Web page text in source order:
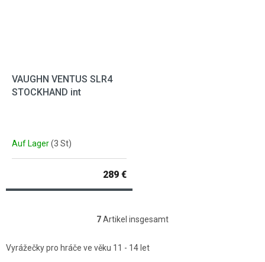
VAUGHN VENTUS SLR4
STOCKHAND int
Auf Lager(3 St)
289 €
Steuerelemente der Liste
7Artikel insgesamt
Vyrážečky pro hráče ve věku 11 - 14 let